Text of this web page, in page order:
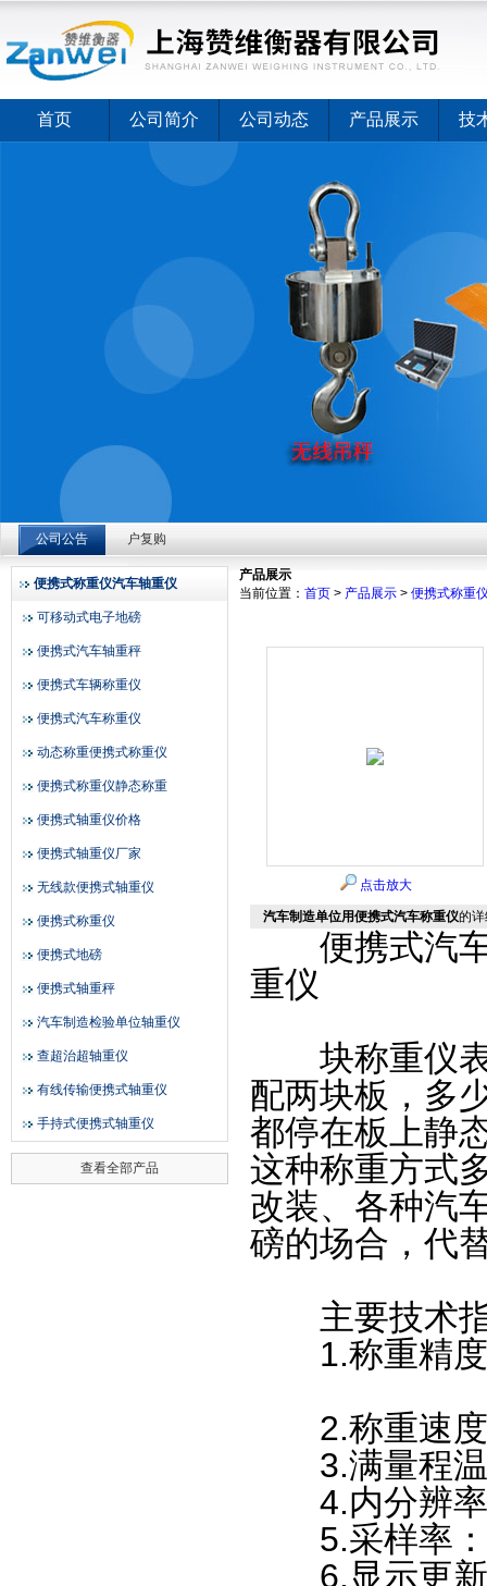
上海赞维衡器有限公司
首页 公司简介 公司动态 产品展示 技
公司公告
上海赞维ZLK700-4便携式汽车称重仪：深耕检测多年，凭精
户复购
2026-08-04
上海赞维ZLK700-4便携式汽车称重仪：深耕检测多年，凭精
便携式称重仪汽车轴重仪
可移动式电子地磅
便携式汽车轴重秤
便携式车辆称重仪
便携式汽车称重仪
动态称重便携式称重仪
便携式称重仪静态称重
便携式轴重仪价格
便携式轴重仪厂家
无线款便携式轴重仪
便携式称重仪
便携式地磅
便携式轴重秤
汽车制造检验单位轴重仪
查超治超轴重仪
有线传输便携式轴重仪
手持式便携式轴重仪
查看全部产品
产品展示
当前位置： 首页 > 产品展示 > 便携式称重
点击放大
汽车制造单位用便携式汽车称重仪的
便携式汽车
重仪
块称重仪表
配两块板，多
都停在板上静
这种称重方式
改装、各种汽
磅的场合，代
主要技术
1.称重精度
2.称重速度
3.满量程温
4.内分辨率
5.采样率：
6.显示更新